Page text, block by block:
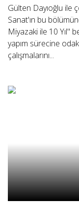
Gülten Dayıoğlu ile
Sanat'ın bu
Miyazaki ile 10 Yıl"
yapım sürecine
çalışmalarını...